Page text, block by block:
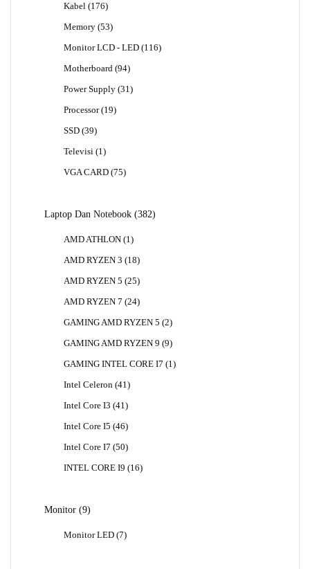
Kabel 176176
Memory 5353
Monitor LCD - LED 116116
Motherboard 9494
Power Supply 3131
Processor 1919
SSD 3939
Televisi 11
VGA CARD 7575
Laptop Dan Notebook 382382
AMD ATHLON 11
AMD RYZEN 3
1818
AMD RYZEN 5 2525
AMD RYZEN 7 2424
GAMING AMD RYZEN 5 22
GAMING AMD RYZEN 9 99
GAMING INTEL CORE I7
11
Intel Celeron 4141
Intel Core I3 4141
Intel Core I5 4646
Intel Core I7 5050
INTEL CORE I9
1616
Monitor 99
Monitor LED 77